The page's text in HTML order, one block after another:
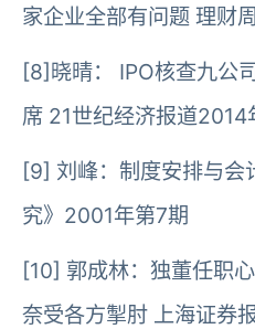
家企业全部有问题 理财
[8]晓晴： IPO核查九公
席 21世纪经济报道2014
[9] 刘峰：制度安排与
究》2001年第7期
[10] 郭成林：独董任职
奈受各方掣肘 上海证券